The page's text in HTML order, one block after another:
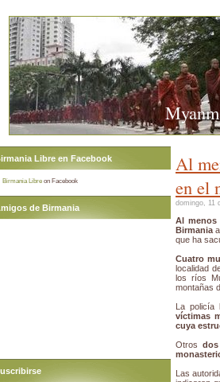
Al
en el
domingo, 11
Al menos
Birmania
que ha
Cuatro
localidad
los ríos
montañas
La policía
víctimas
cuya
Otros
Las
Libre en Facebook
Birmania Libre on Facebook
de Birmania